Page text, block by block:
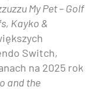
My Pet – Golf
Kayko &
Switch,
na 2025 rok
and the